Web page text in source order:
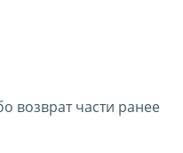
возврат части ранее